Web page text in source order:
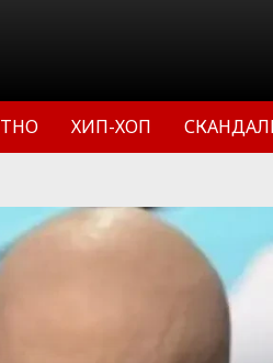
ХИП-ХОП